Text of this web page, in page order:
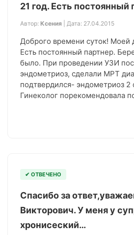
21 год. Есть постоянный
Автор: Ксения | Дата: 27.04.2015
Доброго времени суток! Моей
Есть постоянный партнер.
было. При проведении УЗИ
эндометриоз, сделали МРТ
подтвердился- эндометриоз 2
Гинеколог порекомендовала
✔ ОТВЕЧЕНО
Спасибо за
Викторович. У меня у
хронисеский…